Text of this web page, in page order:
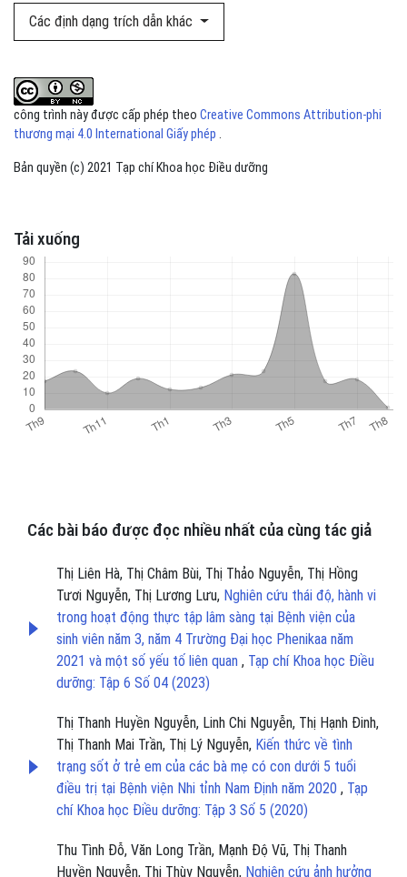
Các định dạng trích dẫn khác
Tải xuống
công trình này được cấp phép theo Creative Commons Attribution-phi
thương mại 4.0 International Giấy phép .
Bản quyền (c) 2021 Tạp chí Khoa học Điều dưỡng
Các bài báo được đọc nhiều nhất của cùng tác giả
Thị Liên Hà, Thị Châm Bùi, Thị Thảo Nguyễn, Thị Hồng
Tươi Nguyễn, Thị Lương Lưu, Nghiên cứu thái độ, hành vi
trong hoạt động thực tập lâm sàng tại Bệnh viện của
sinh viên năm 3, năm 4 Trường Đại học Phenikaa năm
2021 và một số yếu tố liên quan , Tạp chí Khoa học Điều
dưỡng: Tập 6 Số 04 (2023)
Thị Thanh Huyền Nguyễn, Linh Chi Nguyễn, Thị Hạnh Đinh,
Thị Thanh Mai Trần, Thị Lý Nguyễn, Kiến thức về tình
trạng sốt ở trẻ em của các bà mẹ có con dưới 5 tuổi
điều trị tại Bệnh viện Nhi tỉnh Nam Định năm 2020 , Tạp
chí Khoa học Điều dưỡng: Tập 3 Số 5 (2020)
Thu Tình Đỗ, Văn Long Trần, Mạnh Độ Vũ, Thị Thanh
Huyền Nguyễn, Thị Thùy Nguyễn, Nghiên cứu ảnh hưởng